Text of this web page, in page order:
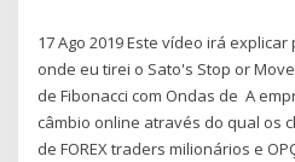
17 Ago 2019 Este vídeo irá
onde eu tirei o Sato's Stop or
de Fibonacci com Ondas de A
câmbio online através do qual os
de FOREX traders milionários e